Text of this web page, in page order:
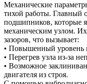
Механические
тихой работы. Главный
подшипников, которые
механическим узлом.
зазоров, что вызывает:
• Повышенный уровень
• Перегрев узла из-за
• Возможное
двигателя из строя.